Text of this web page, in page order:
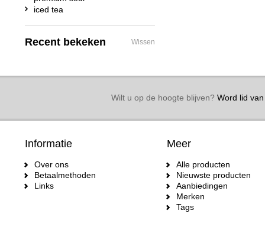
iced tea
Recent bekeken Wissen
Wilt u op de hoogte blijven?Word lid van
Informatie
Over ons
Betaalmethoden
Links
Meer
Alle producten
Nieuwste producten
Aanbiedingen
Merken
Tags